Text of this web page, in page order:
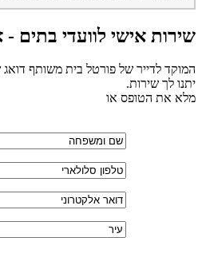
שירות אישי לוועדי בתים
המוקד לדייר של פורטל בית משותף דואג
יתנו לך שירות.
מלא את הטופס או